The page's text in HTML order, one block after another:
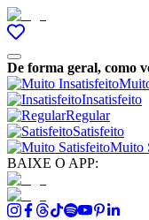
De forma geral, como
Insatisfeito
Regular
Satisfeito
Muito
BAIXE O APP: